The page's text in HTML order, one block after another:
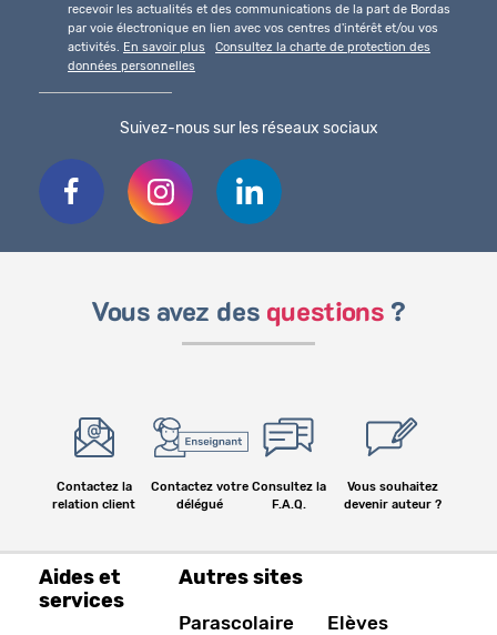
recevoir les actualités et des communications de la part de Bordas
par voie électronique en lien avec vos centres d'intérêt et/ou vos
activités.
En savoir plus
Consultez la charte de protection des
données personnelles
Suivez-nous sur les réseaux sociaux
Vous avez des questions ?
Contactez la
relation client
Contactez votre
délégué
Consultez la
F.A.Q.
Vous souhaitez
devenir auteur ?
Aides et
services
Autres sites
Parascolaire Elèves